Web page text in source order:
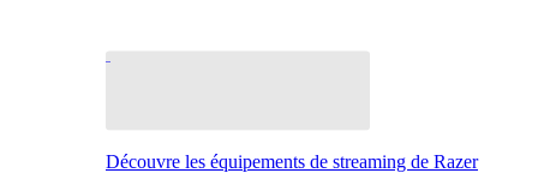
Découvre les équipements de streaming de Razer